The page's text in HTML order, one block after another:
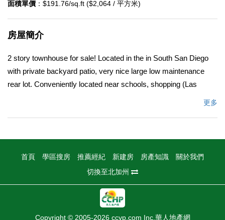
面積單價 ：$191.76/sq.ft ($2,064 / 平方米)
房屋簡介
2 story townhouse for sale! Located in the in South San Diego
with private backyard patio, very nice large low maintenance
rear lot. Conveniently located near schools, shopping (Las
中文描述
更多
首頁 學區搜房 推薦經紀 新建房 房產知識
關於我們
切換至北加州
Copyright © 2005-2026 ccyp.com Inc.華人地產網